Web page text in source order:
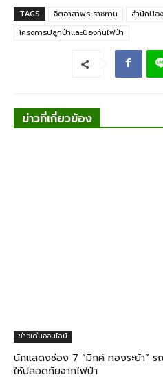
TAGS จิตอาสาพระราชทาน
สำนักป้อ
โครงการปลูกป่าและป้องกันไฟป่า
ข่าวที่เกี่ยวข้อง
ข่าวเด่นออนไลน์
นักแสดงช่อง 7 “มิกค์ ทองระย้า”
ให้ปลอดภัยจากไฟป่า